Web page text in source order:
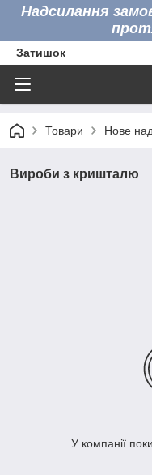
Надсилання
Затишок
Товари Нове
Вироби з кришталю
У компанії